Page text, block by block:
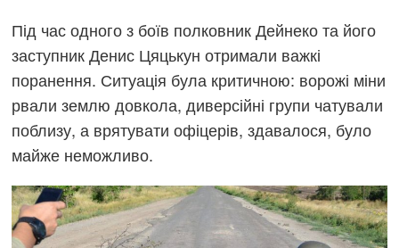
Під час одного з боїв полковник Дейнеко та його
заступник Денис Цяцькун отримали важкі
поранення. Ситуація була критичною: ворожі міни
рвали землю довкола, диверсійні групи чатували
поблизу, а врятувати офіцерів, здавалося, було
майже неможливо.